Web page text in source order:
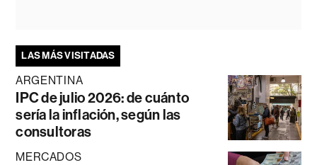
LAS MÁS VISITADAS
ARGENTINA
IPC de julio 2026: de cuánto
sería la inflación, según las
consultoras
MERCADOS